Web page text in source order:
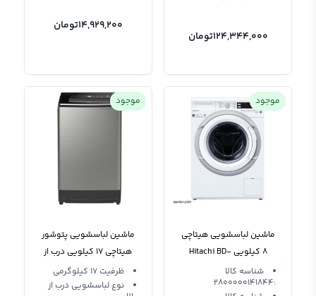
124,344,000تومان
14,929,200تومان
موجود
ماشین لباسشویی هیتاچی
8 کیلویی Hitachi BD-
W80XWV
شناسه کالا
:2800000141844
موجود
ماشین لباسشویی پتوشور
هیتاچی 17 کیلویی درب از
بالا SF-P170ZCV
ظرفیت 17 کیلوگرمی
نوع لباسشویی درب از